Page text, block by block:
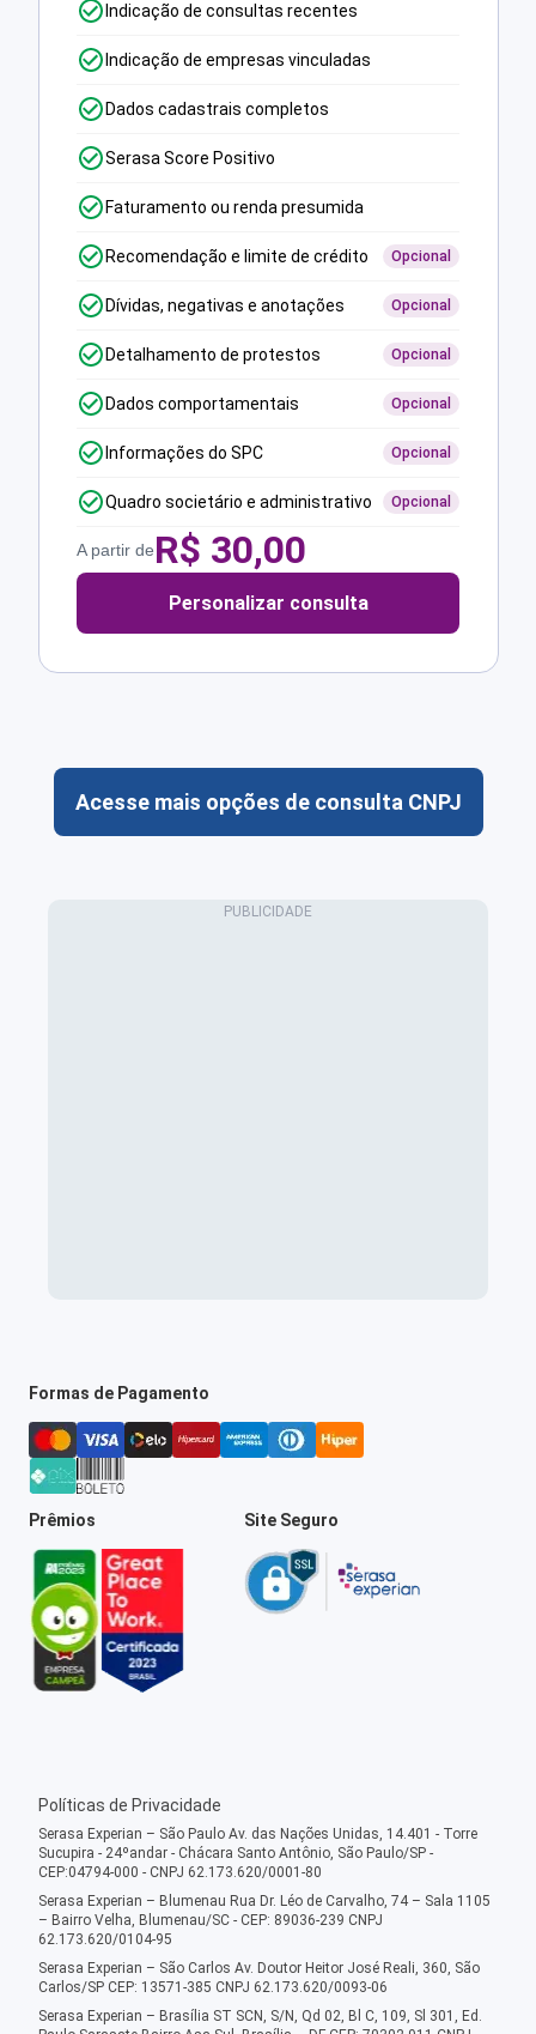
Indicação de consultas recentes
Indicação de empresas vinculadas
Dados cadastrais completos
Serasa Score Positivo
Faturamento ou renda presumida
Recomendação e limite de crédito Opcional
Dívidas, negativas e anotações Opcional
Detalhamento de protestos Opcional
Dados comportamentais Opcional
Informações do SPC Opcional
Quadro societário e administrativo Opcional
A partir deR$ 30,00
Personalizar consulta
Acesse mais opções de consulta CNPJ
Formas de Pagamento
Prêmios Site Seguro
Políticas de Privacidade
Serasa Experian – São Paulo Av. das Nações Unidas, 14.401 - Torre
Sucupira - 24ºandar - Chácara Santo Antônio, São Paulo/SP -
CEP:04794-000 - CNPJ 62.173.620/0001-80
Serasa Experian – Blumenau Rua Dr. Léo de Carvalho, 74 – Sala 1105
– Bairro Velha, Blumenau/SC - CEP: 89036-239 CNPJ
62.173.620/0104-95
Serasa Experian – São Carlos Av. Doutor Heitor José Reali, 360, São
Carlos/SP CEP: 13571-385 CNPJ 62.173.620/0093-06
Serasa Experian – Brasília ST SCN, S/N, Qd 02, Bl C, 109, Sl 301, Ed.